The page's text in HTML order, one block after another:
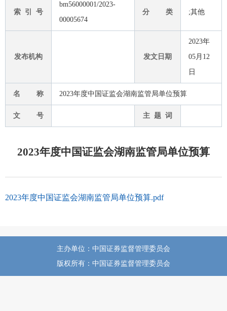
索 引 号
bm56000001/2023-
00005674
分 类 ;其他
发布机构 发文日期
2023年
05月12
日
名 称 2023年度中国证监会湖南监管局单位预算
文 号 主 题 词
2023年度中国证监会湖南监管局单位预算
2023年度中国证监会湖南监管局单位预算.pdf
主办单位：中国证券监督管理委员会
版权所有：中国证券监督管理委员会